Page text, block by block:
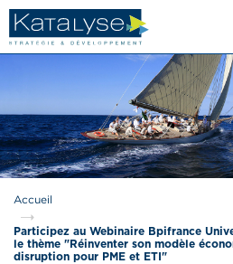
Accueil
Participez au Webinaire Bpifrance
le thème "Réinventer son modèle
disruption pour PME et ETI"